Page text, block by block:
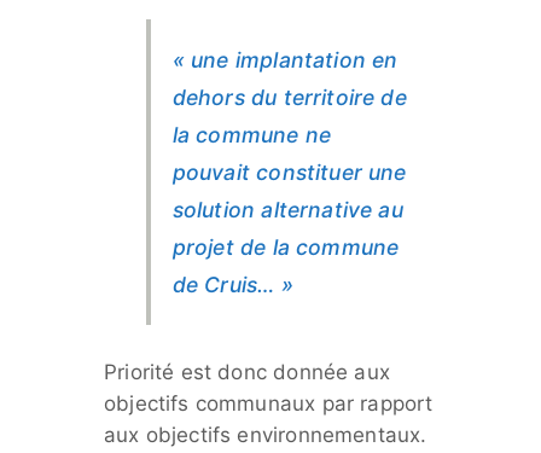
« une implantation en
dehors du territoire de
la commune ne
pouvait constituer une
solution alternative au
projet de la commune
de Cruis… »
Priorité est donc donnée aux
objectifs communaux par rapport
aux objectifs environnementaux.